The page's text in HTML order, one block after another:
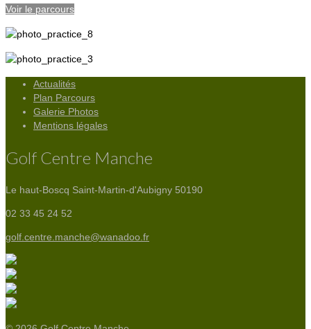
Voir le parcours
Actualités
Plan Parcours
Galerie Photos
Mentions légales
Golf Centre Manche
Le haut-Boscq Saint-Martin-d'Aubigny 50190
02 33 45 24 52
golf.centre.manche@wanadoo.fr